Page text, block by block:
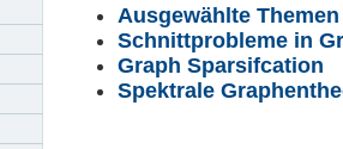
Ausgewählte
Schnittprobleme in
Graph Sparsifcation
Spektrale